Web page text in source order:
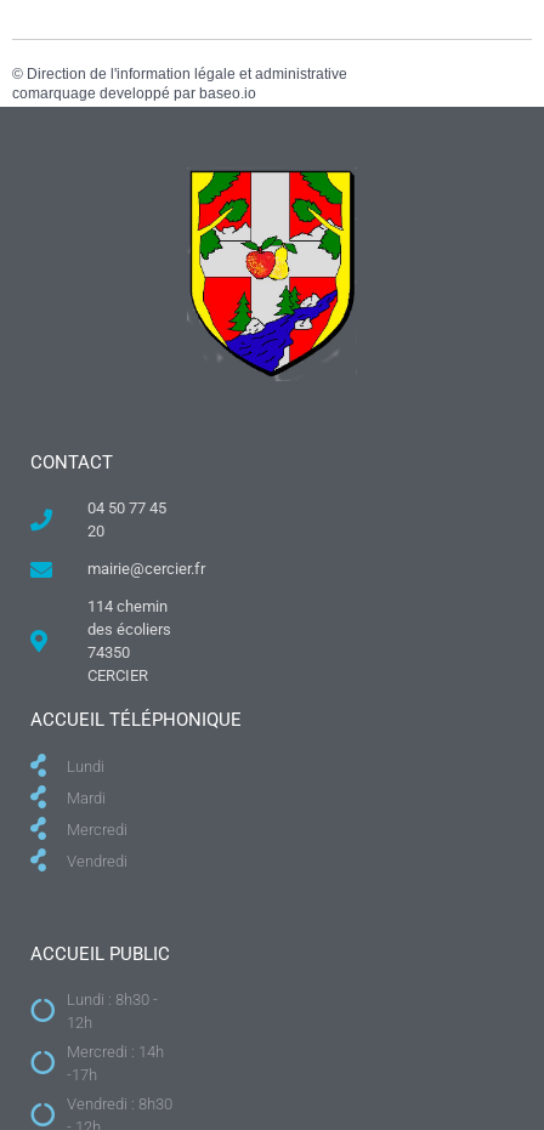
© Direction de l'information légale et administrative
comarquage developpé par baseo.io
CONTACT
04 50 77 45
20
mairie@cercier.fr
114 chemin
des écoliers
74350
CERCIER
ACCUEIL TÉLÉPHONIQUE
Lundi
Mardi
Mercredi
Vendredi
ACCUEIL PUBLIC
Lundi : 8h30 -
12h
Mercredi : 14h
-17h
Vendredi : 8h30